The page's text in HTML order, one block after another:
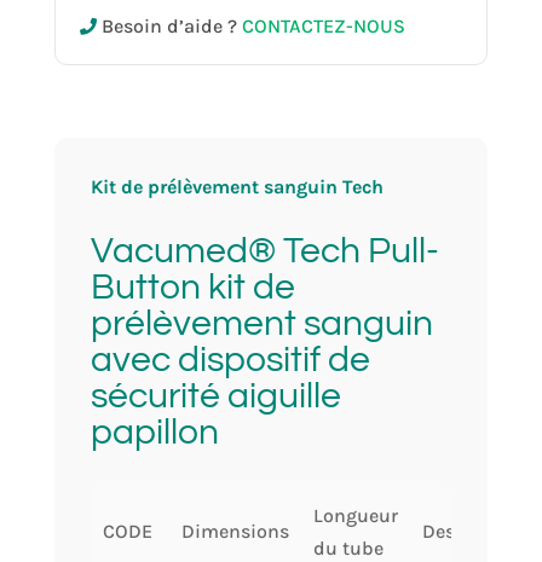
Besoin d’aide ? CONTACTEZ-NOUS
Kit de prélèvement sanguin Tech
Vacumed® Tech Pull-
Button kit de
prélèvement sanguin
avec dispositif de
sécurité aiguille
papillon
CODE Dimensions
Longueur
du tube
Description